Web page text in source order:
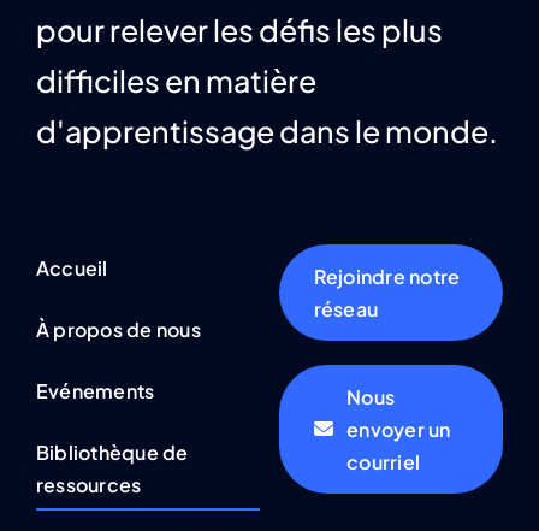
pour relever les défis les plus
difficiles en matière
d'apprentissage dans le monde.
Accueil
À propos de nous
Evénements
Bibliothèque de
ressources
Rejoindre notre
réseau
Nous
envoyer un
courriel